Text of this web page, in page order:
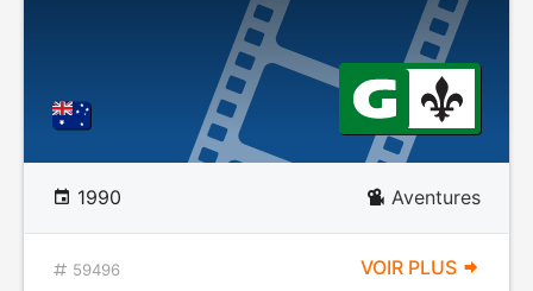
1990 Aventures
59496 VOIR PLUS